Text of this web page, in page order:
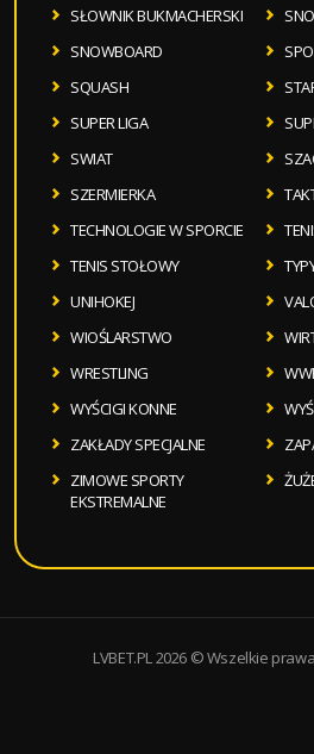
SŁOWNIK BUKMACHERSKI
SNOWBOARD
SQUASH
SUPER LIGA
SWIAT
SZERMIERKA
TECHNOLOGIE W SPORCIE
TENIS STOŁOWY
UNIHOKEJ
WIOŚLARSTWO
WRESTLING
WYŚCIGI KONNE
ZAKŁADY SPECJALNE
ZIMOWE SPORTY
EKSTREMALNE
LVBET.PL 2026 © Wszelkie